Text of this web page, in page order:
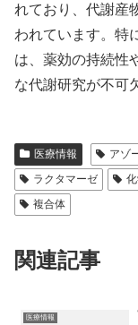
れており、代謝産
われています。特
は、薬効の持続性
な代謝研究が不可
医療情報 アゾ
ラクタマーゼ
複合体
関連記事
医療情報